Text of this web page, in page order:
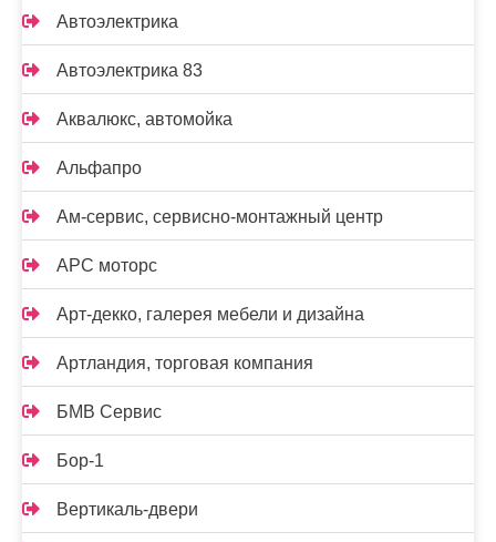
Автоэлектрика
Автоэлектрика 83
Аквалюкс, автомойка
Альфапро
Ам-сервис, сервисно-монтажный центр
АРС моторс
Арт-декко, галерея мебели и дизайна
Артландия, торговая компания
БМВ Сервис
Бор-1
Вертикаль-двери